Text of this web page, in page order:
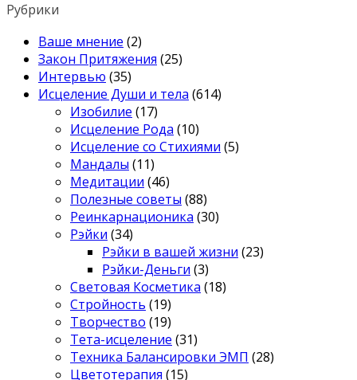
Рубрики
Ваше мнение (2)
Закон Притяжения (25)
Интервью (35)
Исцеление Души и тела (614)
Изобилие (17)
Исцеление Рода (10)
Исцеление со Стихиями (5)
Мандалы (11)
Медитации (46)
Полезные советы (88)
Реинкарнационика (30)
Рэйки (34)
Рэйки в вашей жизни (23)
Рэйки-Деньги (3)
Световая Косметика (18)
Стройность (19)
Творчество (19)
Тета-исцеление (31)
Техника Балансировки ЭМП (28)
Цветотерапия (15)